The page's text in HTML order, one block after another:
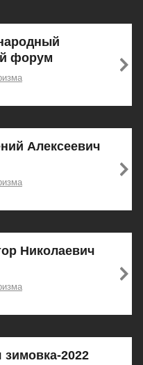
форум
Алексеевич
Николаевич
зимовка-2022